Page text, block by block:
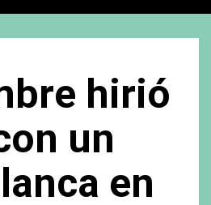
hirió
un
en